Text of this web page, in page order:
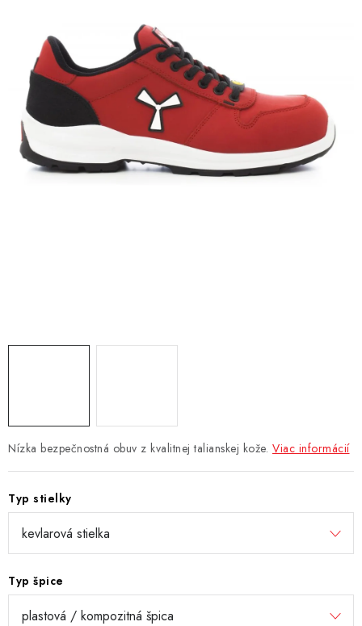
% OUTLET
Predajne Kontakt Chránená dielňa
Pre firmy
Katalógy
Doprava, platba a zľavy
Potlač lôg
Formulár na výmenu tovaru
Kto sme
Reklamačný poriadok
Akcie v predajniach
Nízka bezpečnostná obuv z kvalitnej talianskej kože. Viac informácií
Typ stielky
Typ špice